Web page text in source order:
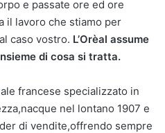
e passate ore ed ore
il lavoro che stiamo per
caso vostro. L’Orèal assume
di cosa si tratta.
francese specializzato in
nel lontano 1907 e
di vendite,offrendo sempre